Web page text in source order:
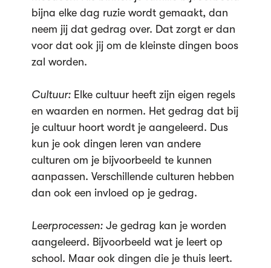
bijna elke dag ruzie wordt gemaakt, dan
neem jij dat gedrag over. Dat zorgt er dan
voor dat ook jij om de kleinste dingen boos
zal worden.
Cultuur:Elke cultuur heeft zijn eigen regels
en waarden en normen. Het gedrag dat bij
je cultuur hoort wordt je aangeleerd. Dus
kun je ook dingen leren van andere
culturen om je bijvoorbeeld te kunnen
aanpassen. Verschillende culturen hebben
dan ook een invloed op je gedrag.
Leerprocessen:Je gedrag kan je worden
aangeleerd. Bijvoorbeeld wat je leert op
school. Maar ook dingen die je thuis leert.